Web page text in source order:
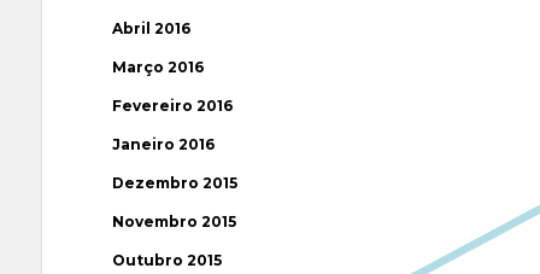
Abril 2016
Março 2016
Fevereiro 2016
Janeiro 2016
Dezembro 2015
Novembro 2015
Outubro 2015